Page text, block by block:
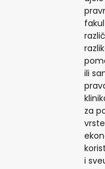
ili
za
i